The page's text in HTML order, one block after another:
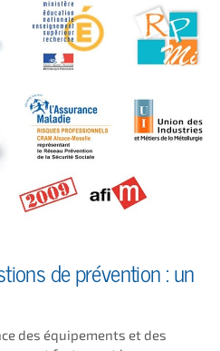
de prévention : un
des équipements et des